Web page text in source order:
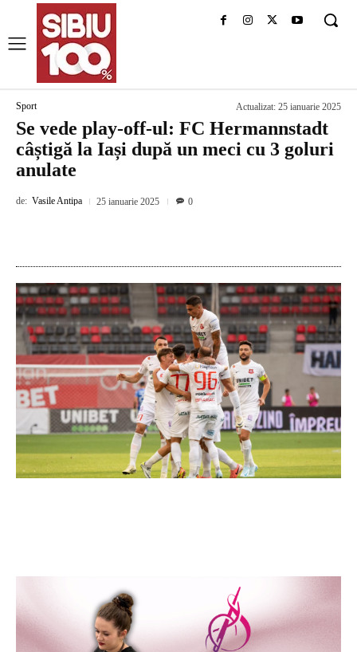
Sport Actualizat: 25 ianuarie 2025
Se vede play-off-ul: FC Hermannstadt
câștigă la Iași după un meci cu 3 goluri
anulate
de: Vasile Antipa 25 ianuarie 2025 0